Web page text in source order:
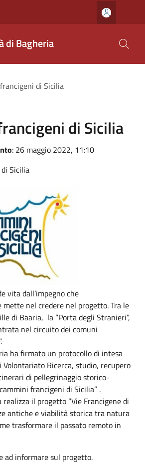
di Bagheria
di Sicilia
di Sicilia
: 26 maggio 2022, 11:10
Sicilia
vita dall’impegno che
mette nel credere nel progetto. Tra le
di Baaria, la “Porta degli Stranieri”,
nel circuito dei comuni
ha firmato un protocollo di intesa
Volontariato Ricerca, studio, recupero
di pellegrinaggio storico-
francigeni di Sicilia” .
realizza il progetto “Vie Francigene di
antiche e viabilità storica tra natura
trasformare il passato remoto in
ad informare sul progetto.